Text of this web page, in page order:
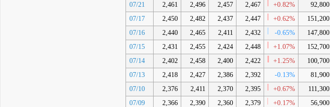
07/21
2,461 2,496 2,457 2,467 +0.82% 92,800
07/17
2,450 2,482 2,437 2,447 +0.62% 151,200
07/16
2,440 2,465 2,411 2,432 -0.65% 147,800
07/15
2,431 2,455 2,424 2,448 +1.07% 152,700
07/14
2,402 2,458 2,400 2,422 +1.25% 100,700
07/13
2,418 2,427 2,386 2,392 -0.13% 81,900
07/10
2,376 2,411 2,370 2,395 +0.67% 111,300
07/09
2,366 2,390 2,360 2,379 +0.17% 56,900